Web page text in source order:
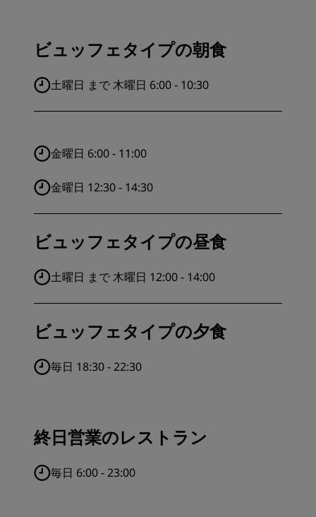
ビュッフェタイプの朝食
土曜日 まで 木曜日 6:00 - 10:30
金曜日 6:00 - 11:00
金曜日 12:30 - 14:30
ビュッフェタイプの昼食
土曜日 まで 木曜日 12:00 - 14:00
ビュッフェタイプの夕食
毎日 18:30 - 22:30
終日営業のレストラン
毎日 6:00 - 23:00